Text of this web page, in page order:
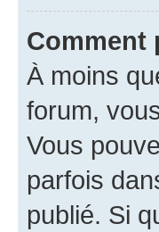
Comment
À moins
forum,
Vous
parfois
publié. Si